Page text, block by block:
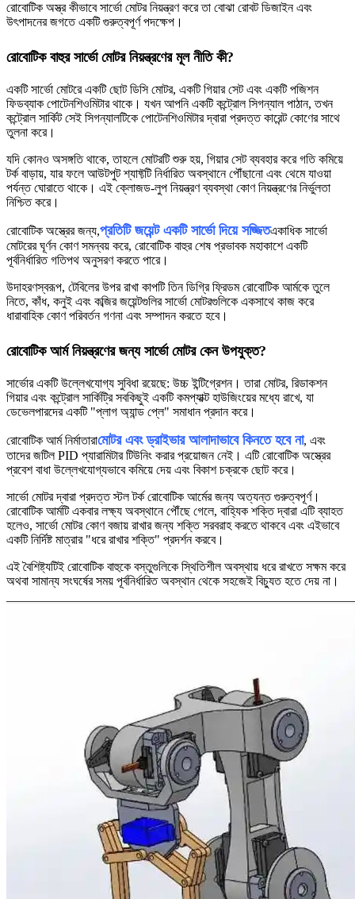
রোবোটিক অস্ত্র কীভাবে সার্ভো মোটর নিয়ন্ত্রণ করে তা বোঝা রোবট ডিজাইন এবং
উৎপাদনের জগতে একটি গুরুত্বপূর্ণ পদক্ষেপ।
রোবোটিক বাহুর সার্ভো মোটর নিয়ন্ত্রণের মূল নীতি কী?
একটি সার্ভো মোটরে একটি ছোট ডিসি মোটর, একটি গিয়ার সেট এবং একটি পজিশন
ফিডব্যাক পোটেনশিওমিটার থাকে। যখন আপনি একটি কন্ট্রোল সিগন্যাল পাঠান, তখন
কন্ট্রোল সার্কিট সেই সিগন্যালটিকে পোটেনশিওমিটার দ্বারা প্রদত্ত কারেন্ট কোণের সাথে
তুলনা করে।
যদি কোনও অসঙ্গতি থাকে, তাহলে মোটরটি শুরু হয়, গিয়ার সেট ব্যবহার করে গতি কমিয়ে
টর্ক বাড়ায়, যার ফলে আউটপুট শ্যাফ্টটি নির্ধারিত অবস্থানে পৌঁছানো এবং থেমে যাওয়া
পর্যন্ত ঘোরাতে থাকে। এই ক্লোজড-লুপ নিয়ন্ত্রণ ব্যবস্থা কোণ নিয়ন্ত্রণের নির্ভুলতা
নিশ্চিত করে।
রোবোটিক অস্ত্রের জন্য,প্রতিটি জয়েন্ট একটি সার্ভো দিয়ে সজ্জিতএকাধিক সার্ভো
মোটরের ঘূর্ণন কোণ সমন্বয় করে, রোবোটিক বাহুর শেষ প্রভাবক মহাকাশে একটি
পূর্বনির্ধারিত গতিপথ অনুসরণ করতে পারে।
উদাহরণস্বরূপ, টেবিলের উপর রাখা কাপটি তিন ডিগ্রি ফ্রিডম রোবোটিক আর্মকে তুলে
নিতে, কাঁধ, কনুই এবং কব্জির জয়েন্টগুলির সার্ভো মোটরগুলিকে একসাথে কাজ করে
ধারাবাহিক কোণ পরিবর্তন গণনা এবং সম্পাদন করতে হবে।
রোবোটিক আর্ম নিয়ন্ত্রণের জন্য সার্ভো মোটর কেন উপযুক্ত?
সার্ভোর একটি উল্লেখযোগ্য সুবিধা রয়েছে: উচ্চ ইন্টিগ্রেশন। তারা মোটর, রিডাকশন
গিয়ার এবং কন্ট্রোল সার্কিট্রি সবকিছুই একটি কমপ্যাক্ট হাউজিংয়ের মধ্যে রাখে, যা
ডেভেলপারদের একটি "প্লাগ অ্যান্ড প্লে" সমাধান প্রদান করে।
রোবোটিক আর্ম নির্মাতারামোটর এবং ড্রাইভার আলাদাভাবে কিনতে হবে না, এবং
তাদের জটিল PID প্যারামিটার টিউনিং করার প্রয়োজন নেই। এটি রোবোটিক অস্ত্রের
প্রবেশ বাধা উল্লেখযোগ্যভাবে কমিয়ে দেয় এবং বিকাশ চক্রকে ছোট করে।
সার্ভো মোটর দ্বারা প্রদত্ত স্টল টর্ক রোবোটিক আর্মের জন্য অত্যন্ত গুরুত্বপূর্ণ।
রোবোটিক আর্মটি একবার লক্ষ্য অবস্থানে পৌঁছে গেলে, বাহ্যিক শক্তি দ্বারা এটি ব্যাহত
হলেও, সার্ভো মোটর কোণ বজায় রাখার জন্য শক্তি সরবরাহ করতে থাকবে এবং এইভাবে
একটি নির্দিষ্ট মাত্রার "ধরে রাখার শক্তি" প্রদর্শন করবে।
এই বৈশিষ্ট্যটিই রোবোটিক বাহুকে বস্তুগুলিকে স্থিতিশীল অবস্থায় ধরে রাখতে সক্ষম করে
অথবা সামান্য সংঘর্ষের সময় পূর্বনির্ধারিত অবস্থান থেকে সহজেই বিচ্যুত হতে দেয় না।